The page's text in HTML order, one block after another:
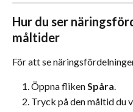
Hur du ser
måltider
För att se
Öppna fliken Spåra.
Tryck på den måltid du